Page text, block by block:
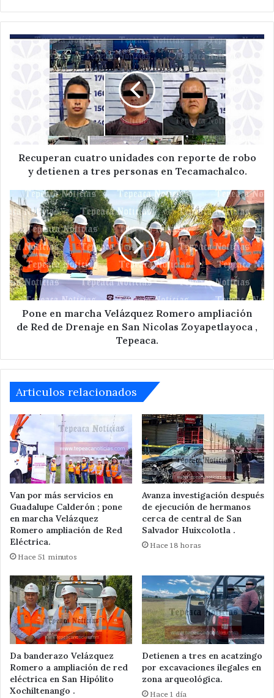
Recuperan
Tecamachalco.
Recuperan cuatro unidades con reporte de robo
y detienen a tres personas en Tecamachalco.
Pone
en
marcha
Velázquez
Romero
ampliación
de
Red
de
Drenaje
en
Zoyapetlayoca
Tepeaca.
Pone en marcha Velázquez Romero ampliación
de Red de Drenaje en San Nicolas Zoyapetlayoca ,
Tepeaca.
Articulos relacionados
Van por más servicios en
Guadalupe Calderón ; pone
en marcha Velázquez
Romero ampliación de Red
Eléctrica.
Hace 51 minutos
Avanza investigación después
de ejecución de hermanos
cerca de central de San
Salvador Huixcolotla .
Hace 18 horas
Da banderazo Velázquez
Romero a ampliación de red
eléctrica en San Hipólito
Xochiltenango .
Detienen a tres en acatzingo
por excavaciones ilegales en
zona arqueológica.
Hace 1 día